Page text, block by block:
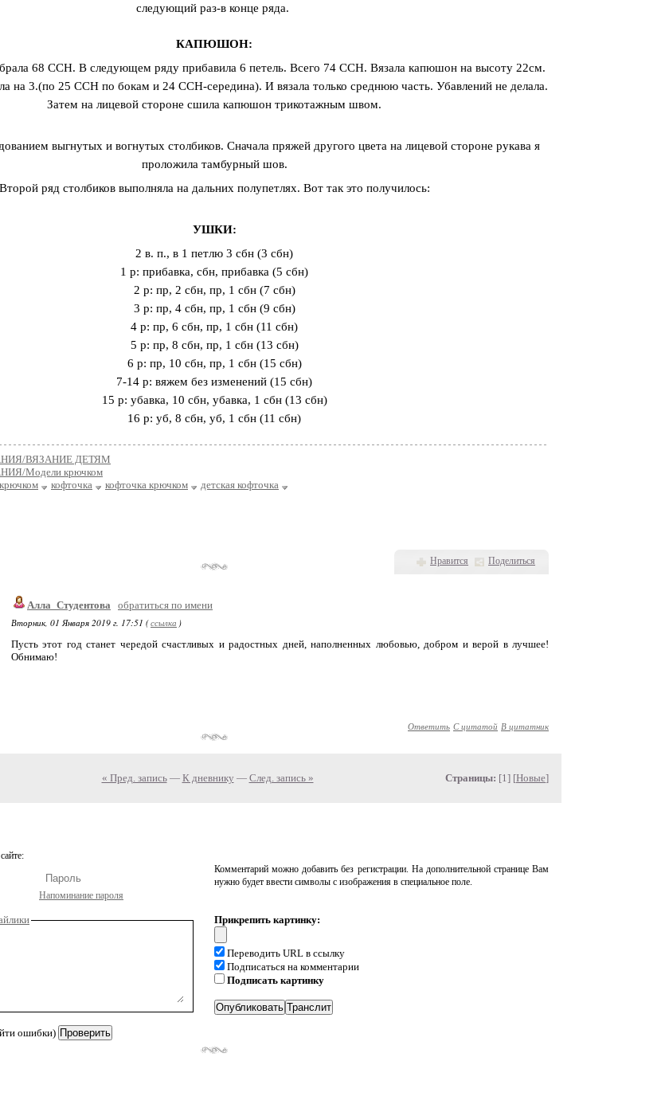
следующий раз-в конце ряда.
КАПЮШОН:
68 ССН. В следующем ряду прибавила 6 петель. Всего 74 ССН. Вязала капюшон на высоту 22см.
на 3.(по 25 ССН по бокам и 24 ССН-середина). И вязала только среднюю часть. Убавлений не делала.
Затем на лицевой стороне сшила капюшон трикотажным швом.
выгнутых и вогнутых столбиков. Сначала пряжей другого цвета на лицевой стороне рукава я
проложила тамбурный шов.
Второй ряд столбиков выполняла на дальних полупетлях. Вот так это получилось:
УШКИ:
2 в. п., в 1 петлю 3 сбн (3 сбн)
1 р: прибавка, сбн, прибавка (5 сбн)
2 р: пр, 2 сбн, пр, 1 сбн (7 сбн)
3 р: пр, 4 сбн, пр, 1 сбн (9 сбн)
4 р: пр, 6 сбн, пр, 1 сбн (11 сбн)
5 р: пр, 8 сбн, пр, 1 сбн (13 сбн)
6 р: пр, 10 сбн, пр, 1 сбн (15 сбн)
7-14 р: вяжем без изменений (15 сбн)
15 р: убавка, 10 сбн, убавка, 1 сбн (13 сбн)
16 р: уб, 8 сбн, уб, 1 сбн (11 сбн)
ВЯЗАНИЕ ДЕТЯМ
Модели крючком
кофточка кофточка крючком детская кофточка
Нравится Поделиться
Алла_Студентова
обратиться по имени
Вторник, 01 Января 2019 г. 17:51 (ссылка )
Пусть этот год станет чередой счастливых и радостных дней, наполненных любовью, добром и верой в лучшее!
Обнимаю!
Ответить С цитатой В цитатник
« Пред. запись— К дневнику — След. запись » Страницы: [1] [Новые]
Напоминание пароля
Комментарий можно добавить без регистрации. На дополнительной странице Вам
нужно будет ввести символы с изображения в специальное поле.
ошибки)
Прикрепить картинку:
Переводить URL в ссылку
Подписаться на комментарии
Подписать картинку